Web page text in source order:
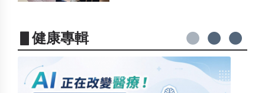
▋健康專輯